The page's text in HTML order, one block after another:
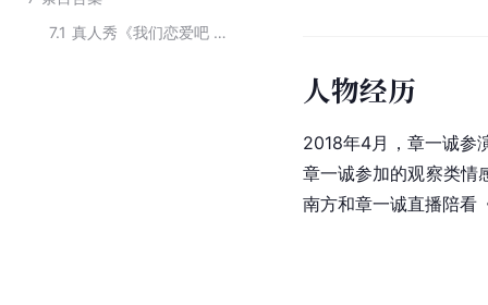
7.1
真人秀《我们恋爱吧 第一季》的主要参演人员
人物经历
2018年4月，章一诚参
章一诚参加的观察类情
南方和章一诚直播陪看